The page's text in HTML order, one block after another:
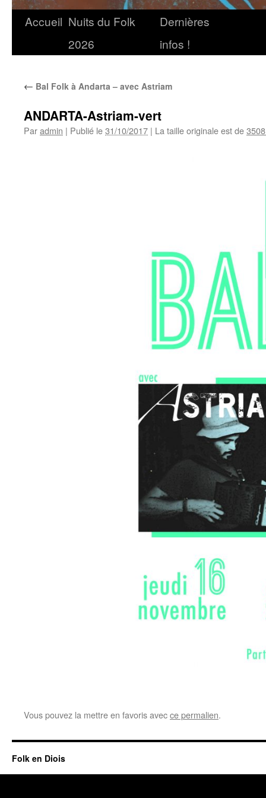
Accueil Nuits du Folk
2026
Dernières
infos !
← Bal Folk à Andarta – avec Astriam
ANDARTA-Astriam-vert
Paradmin | Publié le31/10/2017 | La taille originale est de
Vous pouvez la mettre en favoris avecce permalien.
Folk en Diois